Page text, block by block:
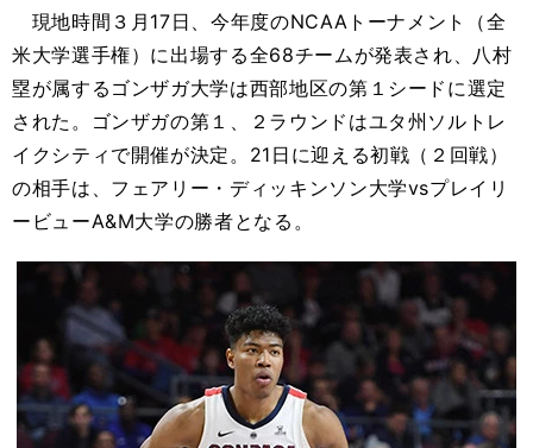
現地時間３月17日、今年度のNCAAトーナメント（全
米大学選手権）に出場する全68チームが発表され、八村
塁が属するゴンザガ大学は西部地区の第１シードに選定
された。ゴンザガの第１、２ラウンドはユタ州ソルトレ
イクシティで開催が決定。21日に迎える初戦（２回戦）
の相手は、フェアリー・ディッキンソン大学vsプレイリ
ービューA&M大学の勝者となる。